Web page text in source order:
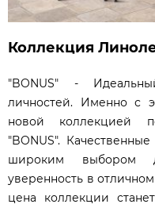
Коллекция
"BONUS" -
личностей. Именно с
новой коллекцией
"BONUS".
широким выбором
уверенность в
цена коллекции